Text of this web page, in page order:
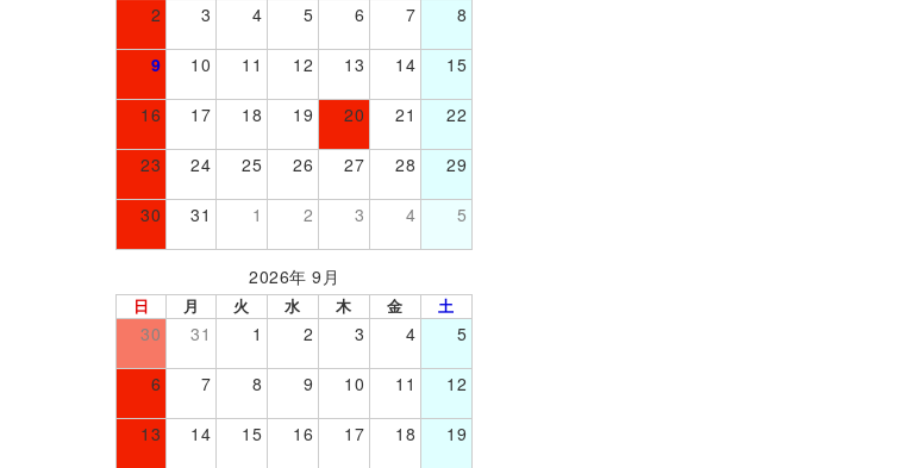
2 3 4 5 6 7 8
9 10 11 12 13 14 15
16 17 18 19 20 21 22
23 24 25 26 27 28 29
30 31 1 2 3 4 5
2026年 9月
日 月 火 水 木 金 土
30 31 1 2 3 4 5
6 7 8 9 10 11 12
13 14 15 16 17 18 19